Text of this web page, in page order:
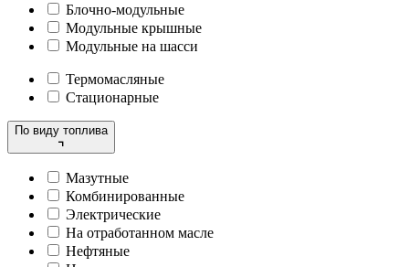
Блочно-модульные
Модульные крышные
Модульные на шасси
Термомасляные
Стационарные
По виду топлива
Мазутные
Комбинированные
Электрические
На отработанном масле
Нефтяные